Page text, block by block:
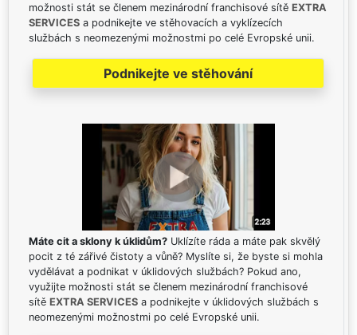
možnosti stát se členem mezinárodní franchisové sítě EXTRA
SERVICES a podnikejte ve stěhovacích a vyklízecích
službách s neomezenými možnostmi po celé Evropské unii.
Podnikejte ve stěhování
Máte cit a sklony k úklidům? Uklízíte ráda a máte pak skvělý
pocit z té zářivé čistoty a vůně? Myslíte si, že byste si mohla
vydělávat a podnikat v úklidových službách? Pokud ano,
využijte možnosti stát se členem mezinárodní franchisové
sítě EXTRA SERVICES a podnikejte v úklidových službách s
neomezenými možnostmi po celé Evropské unii.